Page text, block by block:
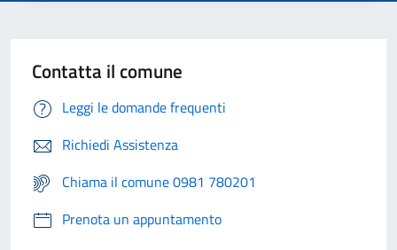
Contatta il comune
Leggi le domande frequenti
Richiedi Assistenza
Chiama il comune 0981 780201
Prenota un appuntamento